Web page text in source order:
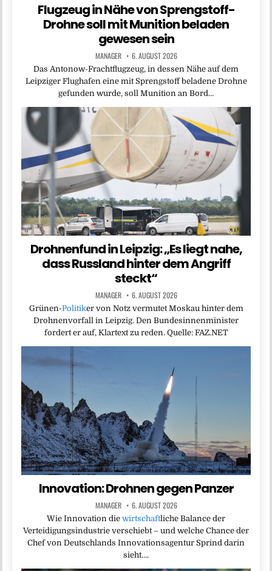
Flugzeug in Nähe von Sprengstoff-
Drohne soll mit Munition beladen
gewesen sein
MANAGER 6. AUGUST 2026
Das Antonow-Frachtflugzeug, in dessen Nähe auf dem
Leipziger Flughafen eine mit Sprengstoff beladene Drohne
gefunden wurde, soll Munition an Bord…
Drohnenfund in Leipzig: „Es liegt nahe,
dass Russland hinter dem Angriff
steckt“
MANAGER 6. AUGUST 2026
Grünen-Politiker von Notz vermutet Moskau hinter dem
Drohnenvorfall in Leipzig. Den Bundesinnenminister
fordert er auf, Klartext zu reden. Quelle: FAZ.NET
Innovation: Drohnen gegen Panzer
MANAGER 6. AUGUST 2026
Wie Innovation die wirtschaftliche Balance der
Verteidigungsindustrie verschiebt – und welche Chance der
Chef von Deutschlands Innovationsagentur Sprind darin
sieht….